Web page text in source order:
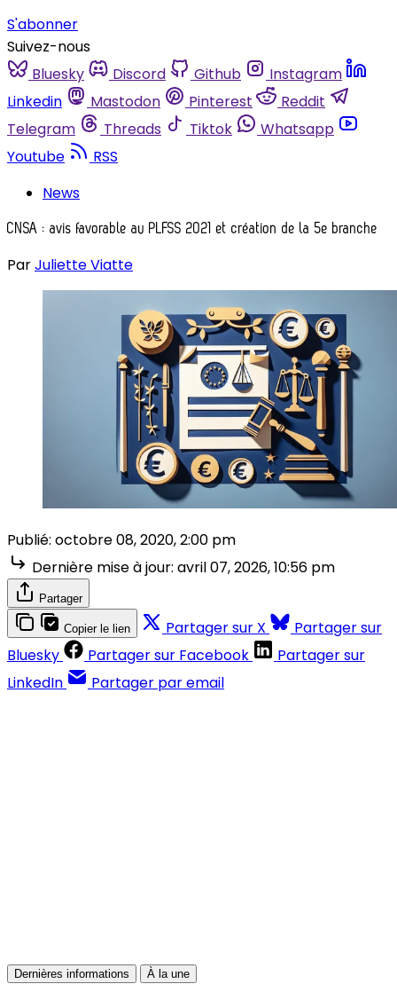
S'abonner
Suivez-nous
Bluesky
Discord Github
Instagram
Linkedin
Mastodon Pinterest
Reddit
Telegram
Threads Tiktok
Whatsapp
Youtube
RSS
News
CNSA : avis favorable au PLFSS 2021 et création de la 5e branche
ParJuliette Viatte
Publié: octobre 08, 2020, 2:00 pm
Dernière mise à jour: avril 07, 2026, 10:56 pm
Partager
Copier le lien Partager sur X
Partager sur
Bluesky
Partager sur Facebook
Partager sur
LinkedIn
Partager par email
Dernières informations À la une